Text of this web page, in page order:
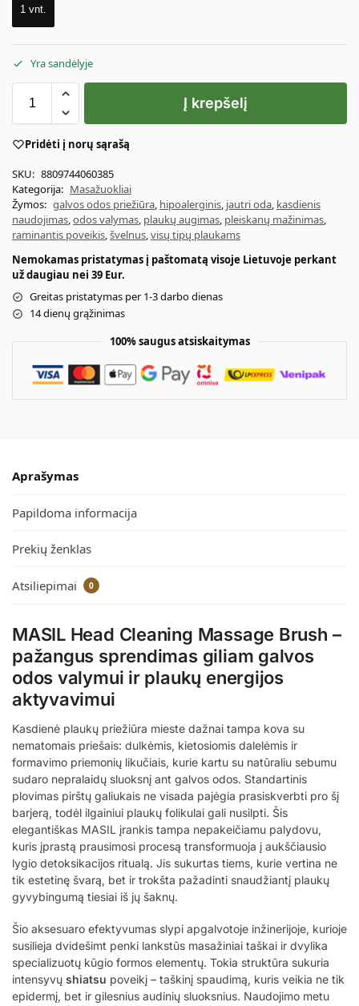
1 vnt.
Yra sandėlyje
Į krepšelį
Pridėti į norų sąrašą
SKU: 8809744060385
Kategorija: Masažuokliai
Žymos: galvos odos priežiūra, hipoalerginis, jautri oda, kasdienis
naudojimas,odos valymas, plaukų augimas, pleiskanų mažinimas,
raminantis poveikis,švelnus,visų tipų plaukams
Nemokamas pristatymas į paštomatą visoje Lietuvoje perkant
už daugiau nei 39 Eur.
Greitas pristatymas per 1-3 darbo dienas
14 dienų grąžinimas
100% saugus atsiskaitymas
Aprašymas
Papildoma informacija
Prekių ženklas
Atsiliepimai 0
MASIL Head Cleaning Massage Brush –
pažangus sprendimas giliam galvos
odos valymui ir plaukų energijos
aktyvavimui
Kasdienė plaukų priežiūra mieste dažnai tampa kova su
nematomais priešais: dulkėmis, kietosiomis dalelėmis ir
formavimo priemonių likučiais, kurie kartu su natūraliu sebumu
sudaro nepralaidų sluoksnį ant galvos odos. Standartinis
plovimas pirštų galiukais ne visada pajėgia prasiskverbti pro šį
barjerą, todėl ilgainiui plaukų folikulai gali nusilpti. Šis
elegantiškas MASIL įrankis tampa nepakeičiamu palydovu,
kuris įprastą prausimosi procesą transformuoja į aukščiausio
lygio detoksikacijos ritualą. Jis sukurtas tiems, kurie vertina ne
tik estetinę švarą, bet ir trokšta pažadinti snaudžiantį plaukų
gyvybingumą tiesiai iš jų šaknų.
Šio aksesuaro efektyvumas slypi apgalvotoje inžinerijoje, kurioje
susilieja dvidešimt penki lankstūs masažiniai taškai ir dvylika
specializuotų kūgio formos elementų. Tokia struktūra sukuria
intensyvų shiatsu poveikį – taškinį spaudimą, kuris veikia ne tik
epidermį, bet ir gilesnius audinių sluoksnius. Naudojimo metu